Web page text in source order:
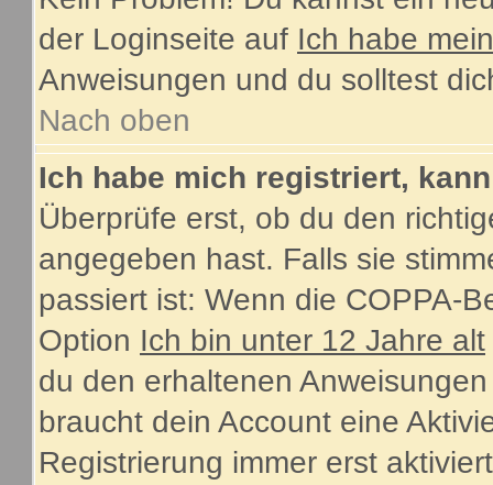
der Loginseite auf Ich habe
Anweisungen und du solltest
Nach oben
Ich habe mich registriert,
Überprüfe erst, ob du den
angegeben hast. Falls sie
passiert ist: Wenn die COPPA-
Option Ich bin unter 12 Jahre alt
du den erhaltenen
braucht dein Account eine
Registrierung immer erst